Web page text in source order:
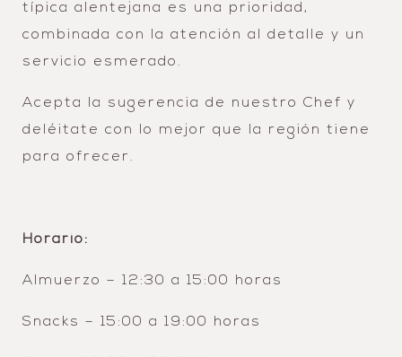
típica alentejana es una prioridad,
combinada con la atención al detalle y un
servicio esmerado.
Acepta la sugerencia de nuestro Chef y
deléitate con lo mejor que la región tiene
para ofrecer.
Horario:
Almuerzo – 12:30 a 15:00 horas
Snacks – 15:00 a 19:00 horas